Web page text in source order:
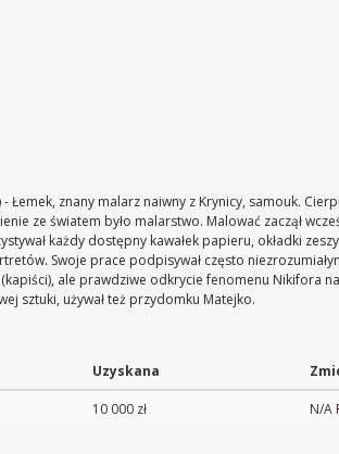
znany malarz naiwny z Krynicy, samouk.
ze światem było malarstwo. Malować zaczął
każdy dostępny kawałek papieru, okładki
Swoje prace podpisywał często
ale prawdziwe odkrycie fenomenu Nikifora
sztuki, używał też przydomku Matejko.
Uzyskana
10 000 zł N/A